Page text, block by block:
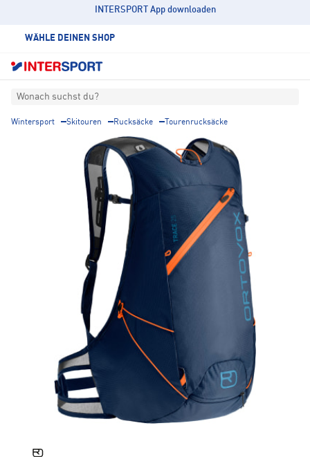
INTERSPORT App downloaden
WÄHLE DEINEN SHOP
Wonach suchst du?
Wintersport Skitouren Rucksäcke Tourenrucksäcke